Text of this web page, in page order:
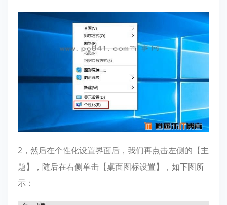
2，然后在个性化设置界面后，我们再点击左侧的【主
题】，随后在右侧单击【桌面图标设置】，如下图所
示：